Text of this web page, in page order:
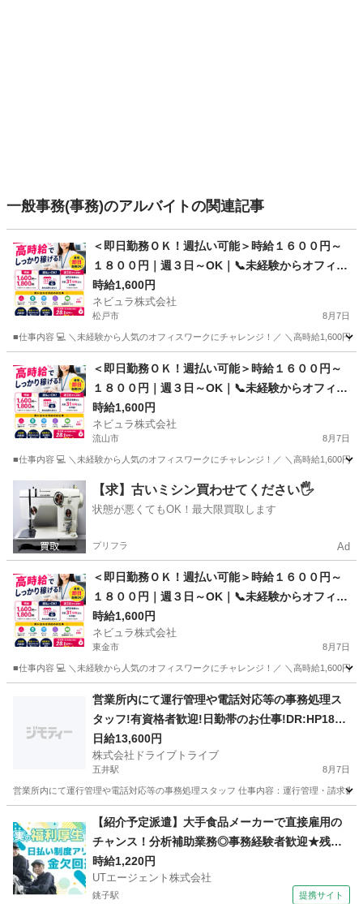
一般事務(事務)のアルバイトの関連記事
＜即日勤務ＯＫ！週払い可能＞時給１６００円～
１８００円｜週３日～OK｜📞未経験からオフィス
ワークへ📞カスタマーサポート｜東京都内勤務
【Ow01】
時給1,600円
ネビュラ株式会社
松戸市 8月7日
■仕事内容 💻 ＼未経験から人気のオフィスワークにチャレンジ！／ ＼高時給1,600円
事務 カスタマー
＜即日勤務ＯＫ！週払い可能＞時給１６００円～
１８００円｜週３日～OK｜📞未経験からオフィス
ワークへ📞カスタマーサポート｜東京都内勤務
【Ow01】
時給1,600円
ネビュラ株式会社
流山市 8月7日
■仕事内容 💻 ＼未経験から人気のオフィスワークにチャレンジ！／ ＼高時給1,600円
千葉 流山市 事務 カスタマー
【求】古いミシン買わせてください🖐️
状態が悪くてもOK！最大限買取します
プリフラ Ad
＜即日勤務ＯＫ！週払い可能＞時給１６００円～
１８００円｜週３日～OK｜📞未経験からオフィス
ワークへ📞カスタマーサポート｜東京都内勤務
【Ow01】
時給1,600円
ネビュラ株式会社
東金市 8月7日
■仕事内容 💻 ＼未経験から人気のオフィスワークにチャレンジ！／ ＼高時給1,600円
事務 カスタマー
営業所内にて運行管理や電話対応等の事務処理ス
タッフ!有資格者歓迎!日勤帯のお仕事!DR:HP185-
01Y
日給13,600円
株式会社ドライブトライブ
五井駅 8月7日
営業所内にて運行管理や電話対応等の事務処理スタッフ 仕事内容：運行管理・請求
五井駅 一般事務 運行管理
【紹介予定派遣】大手食品メーカーで直接雇用の
チャンス！分析補助業務◎事務経験者歓迎★残業
少なめ
時給1,220円
UTエージェント株式会社
銚子駅 提携サイト